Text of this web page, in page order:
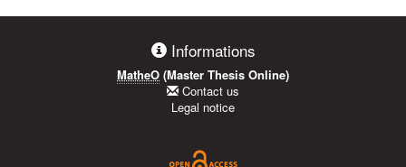
Informations
MatheO (Master Thesis Online)
Contact us
Legal notice